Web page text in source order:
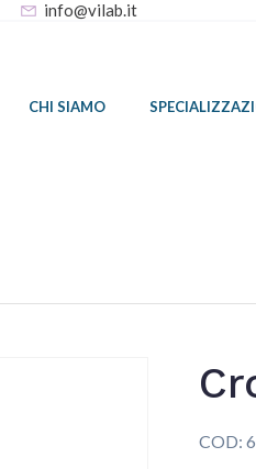
info@vilab.it
CHI SIAMO
COD: